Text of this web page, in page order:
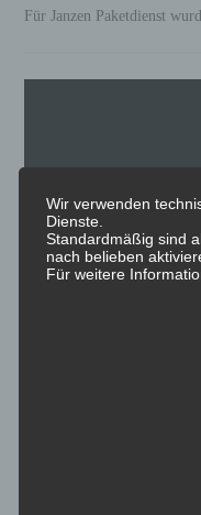
Für Janzen Paketdienst
Wir verwenden
Dienste.
Standardmäßig sind
nach belieben
Für weitere